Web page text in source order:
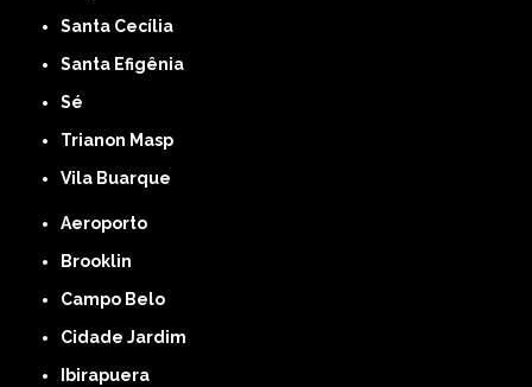
Santa Cecília
Santa Efigênia
Sé
Trianon Masp
Vila Buarque
Aeroporto
Brooklin
Campo Belo
Cidade Jardim
Ibirapuera